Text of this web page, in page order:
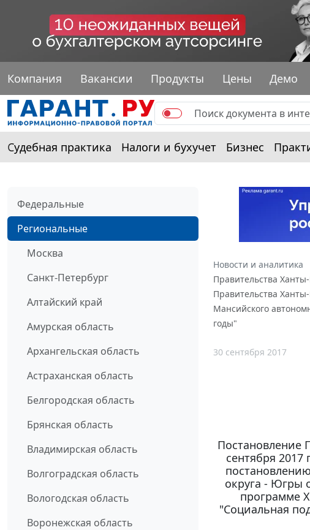
Компания Вакансии Продукты Цены Демо
Судебная практика Налоги и бухучет Бизнес
Федеральные
Региональные
Москва
Санкт-Петербург
Алтайский край
Амурская область
Архангельская область
Астраханская область
Белгородская область
Брянская область
Владимирская область
Волгоградская область
Вологодская область
Воронежская область
Новости и аналитика
Правительства
Правительства
Мансийского
годы"
30 сентября 2017
Постановление
сентября
округа - Югры
программе
"Социальная